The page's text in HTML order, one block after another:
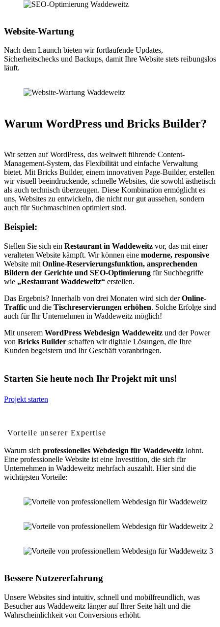
Website-Wartung
Nach dem Launch bieten wir fortlaufende Updates,
Sicherheitschecks und Backups, damit Ihre Website stets reibungslos
läuft.
Warum WordPress und Bricks Builder?
Wir setzen auf WordPress, das weltweit führende Content-
Management-System, das Flexibilität und einfache Verwaltung
bietet. Mit Bricks Builder, einem innovativen Page-Builder, erstellen
wir visuell beeindruckende, schnelle Websites, die sowohl ästhetisch
als auch technisch überzeugen. Diese Kombination ermöglicht es
uns, Websites zu entwickeln, die nicht nur gut aussehen, sondern
auch für Suchmaschinen optimiert sind.
Beispiel:
Stellen Sie sich ein Restaurant in Waddeweitz vor, das mit einer
veralteten Website kämpft. Wir können eine moderne, responsive
Website mit Online-Reservierungsfunktion, ansprechenden
Bildern der Gerichte und SEO-Optimierung für Suchbegriffe
wie „Restaurant Waddeweitz“ erstellen.
Das Ergebnis? Innerhalb von drei Monaten wird sich derOnline-
Traffic und die Tischreservierungen erhöhen. Solche Erfolge sind
auch für Ihr Unternehmen in Waddeweitz möglich!
Mit unserem WordPress Webdesign Waddeweitz und der Power
von Bricks Builder schaffen wir digitale Lösungen, die Ihre
Kunden begeistern und Ihr Geschäft voranbringen.
Starten Sie heute noch Ihr Projekt mit uns!
Projekt starten
Vorteile unserer Expertise
Warum sich professionelles Webdesign für Waddeweitz lohnt.
Eine professionelle Website ist eine Investition, die sich für
Unternehmen in Waddeweitz mehrfach auszahlt. Hier sind die
wichtigsten Vorteile:
Bessere Nutzererfahrung
Unsere Websites sind intuitiv, schnell und mobilfreundlich, was
Besucher aus Waddeweitz länger auf Ihrer Seite hält und die
Wahrscheinlichkeit von Conversions erhöht.